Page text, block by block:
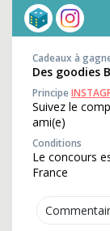
Cadeaux à
Des goodies
Principe
Suivez le
ami(e)
Conditions
Le concours
France